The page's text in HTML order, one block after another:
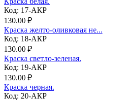
Код: 17-АКР
130.00 ₽
Краска желто-оливковая не...
Код: 18-АКР
130.00 ₽
Краска светло-зеленая.
Код: 19-АКР
130.00 ₽
Краска черная.
Код: 20-АКР